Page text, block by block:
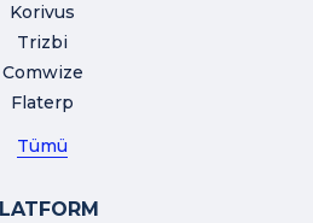
Korivus
Trizbi
Comwize
Flaterp
Tümü